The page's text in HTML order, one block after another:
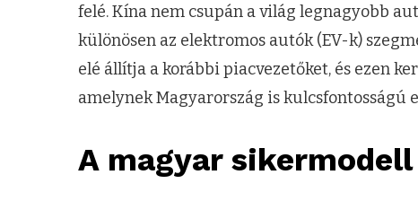
felé. Kína nem csupán a világ legnagyobb
különösen az elektromos autók (EV-k)
elé állítja a korábbi piacvezetőket, és ezen
amelynek Magyarország is kulcsfontosságú
A magyar